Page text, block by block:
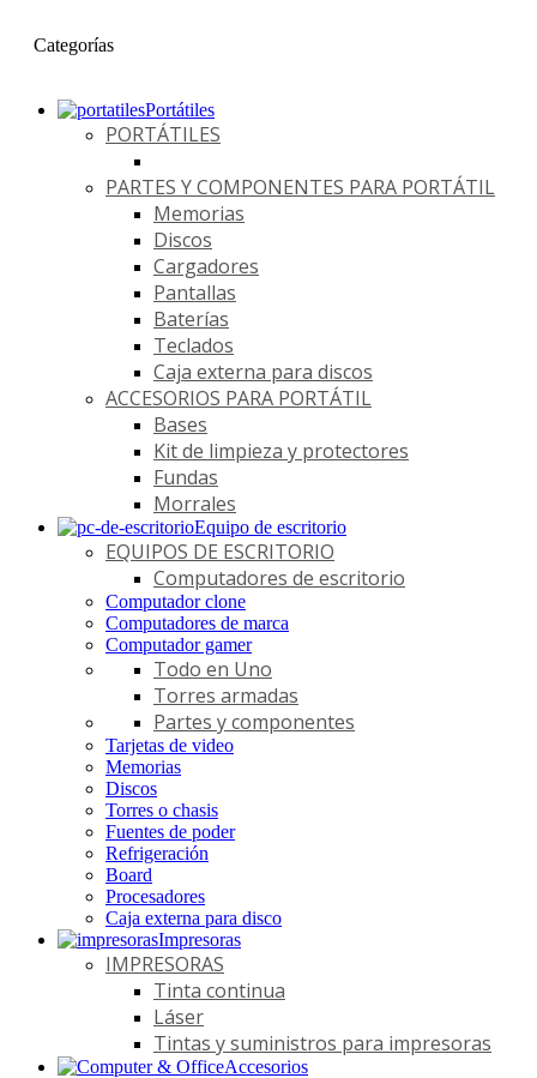
Categorías
Portátiles
PORTÁTILES
PARTES Y COMPONENTES PARA PORTÁTIL
Memorias
Discos
Cargadores
Pantallas
Baterías
Teclados
Caja externa para discos
ACCESORIOS PARA PORTÁTIL
Bases
Kit de limpieza y protectores
Fundas
Morrales
Equipo de escritorio
EQUIPOS DE ESCRITORIO
Computadores de escritorio
Computador clone
Computadores de marca
Computador gamer
Todo en Uno
Torres armadas
Partes y componentes
Tarjetas de video
Memorias
Discos
Torres o chasis
Fuentes de poder
Refrigeración
Board
Procesadores
Caja externa para disco
Impresoras
IMPRESORAS
Tinta continua
Láser
Tintas y suministros para impresoras
Accesorios